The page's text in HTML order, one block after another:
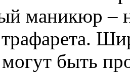
маникюр –
быть